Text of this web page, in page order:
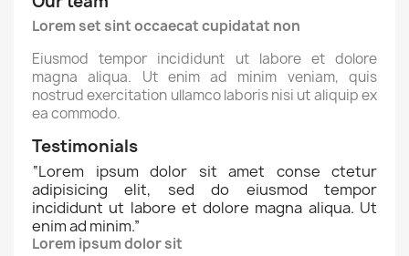
Lorem set sint occaecat cupidatat non
Eiusmod tempor incididunt ut labore et dolore
magna aliqua. Ut enim ad minim veniam, quis
nostrud exercitation ullamco laboris nisi ut aliquip ex
ea commodo.
Testimonials
“Lorem ipsum dolor sit amet conse ctetur
adipisicing elit, sed do eiusmod tempor
incididunt ut labore et dolore magna aliqua. Ut
enim ad minim.”
Lorem ipsum dolor sit